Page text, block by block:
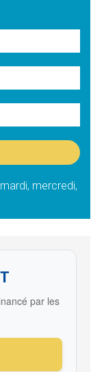
mercredi,
par les